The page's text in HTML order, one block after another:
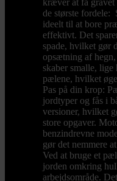
kræver at få
de største
ideelt til at bore
effektivt. Det
spade, hvilket gør
opsætning af
skaber smalle,
pælene, hvilket
Pas på din krop:
jordtyper og fås i
versioner, hvilket
store opgaver.
benzindrevne
gør det nemmere
Ved at bruge et
jorden omkring
arbejdsområde.